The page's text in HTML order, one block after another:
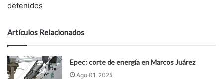
detenidos
Artículos Relacionados
Epec: corte de energía en Marcos Juárez
Ago 01, 2025